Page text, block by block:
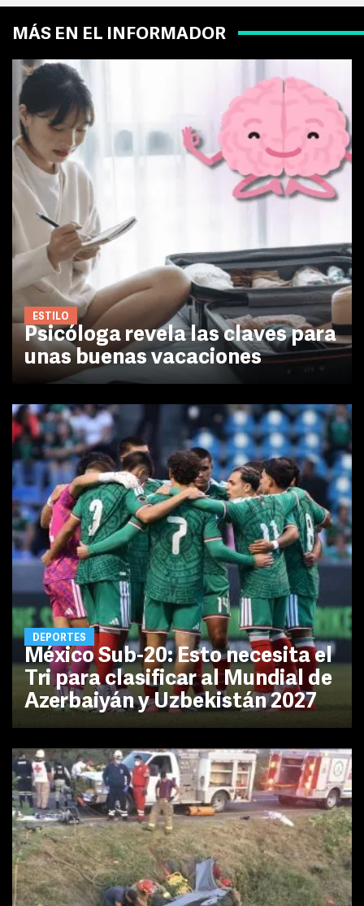
MÁS EN EL INFORMADOR
ESTILO
Psicóloga revela las claves para
unas buenas vacaciones
DEPORTES
México Sub-20: Esto necesita el
Tri para clasificar al Mundial de
Azerbaiyán y Uzbekistán 2027